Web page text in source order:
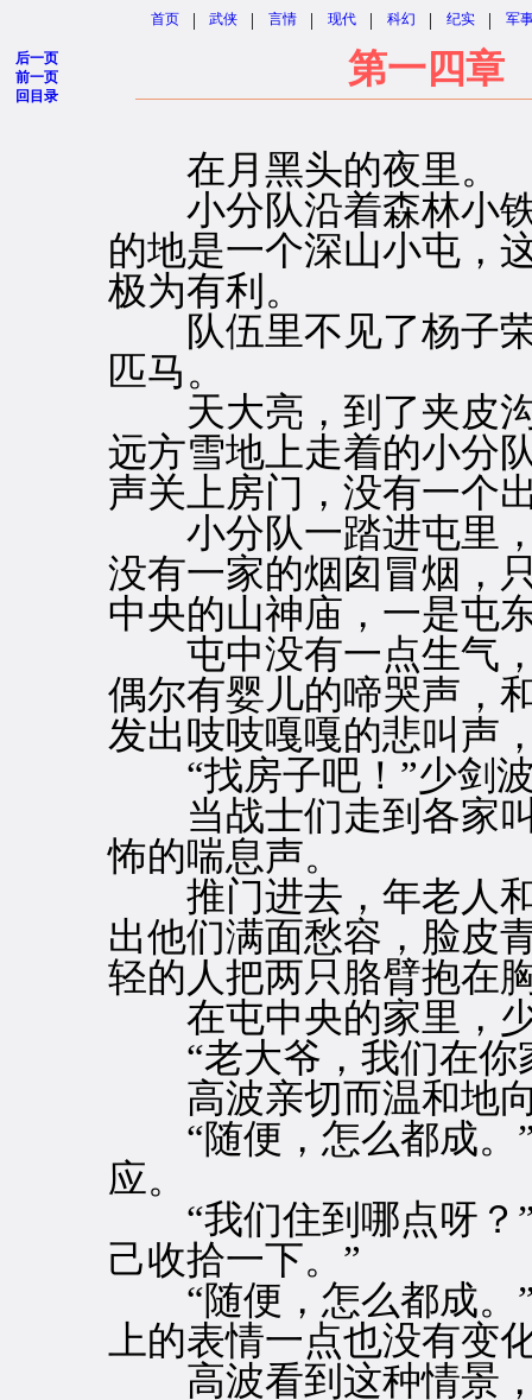
首页 | 武侠 | 言情 | 现代 | 科幻 | 纪实 | 军
后一页
前一页
回目录
第一四章
在月黑头的夜里。
小分队沿着森林小铁
的地是一个深山小屯，
极为有利。
队伍里不见了杨子荣
匹马。
天大亮，到了夹皮沟
远方雪地上走着的小分
声关上房门，没有一个
小分队一踏进屯里，
没有一家的烟囱冒烟，
中央的山神庙，一是屯
屯中没有一点生气，
偶尔有婴儿的啼哭声，
发出吱吱嘎嘎的悲叫声
“找房子吧！”少剑波
当战士们走到各家叫
怖的喘息声。
推门进去，年老人和
出他们满面愁容，脸皮
轻的人把两只胳臂抱在
在屯中央的家里，少
“老大爷，我们在你
高波亲切而温和地向
“随便，怎么都成。”
应。
“我们住到哪点呀？”
己收拾一下。”
“随便，怎么都成。”
上的表情一点也没有变
高波看到这种情景，